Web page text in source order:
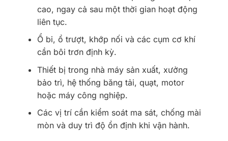
cao, ngay cả sau một thời gian hoạt động
liên tục.
Ổ bi, ổ trượt, khớp nối và các cụm cơ khí
cần bôi trơn định kỳ.
Thiết bị trong nhà máy sản xuất, xưởng
bảo trì, hệ thống băng tải, quạt, motor
hoặc máy công nghiệp.
Các vị trí cần kiểm soát ma sát, chống mài
mòn và duy trì độ ổn định khi vận hành.